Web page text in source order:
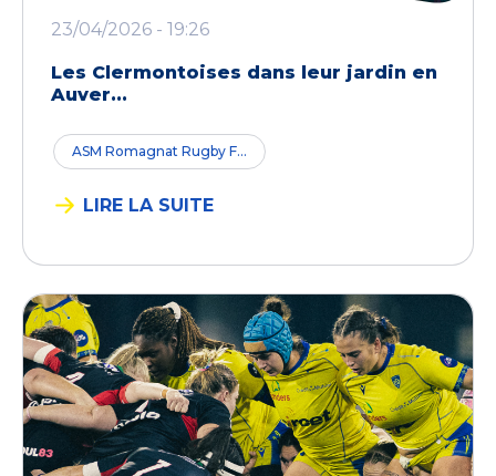
23/04/2026 - 19:26
Les Clermontoises dans leur jardin en
Auver...
ASM Romagnat Rugby F...
LIRE LA SUITE